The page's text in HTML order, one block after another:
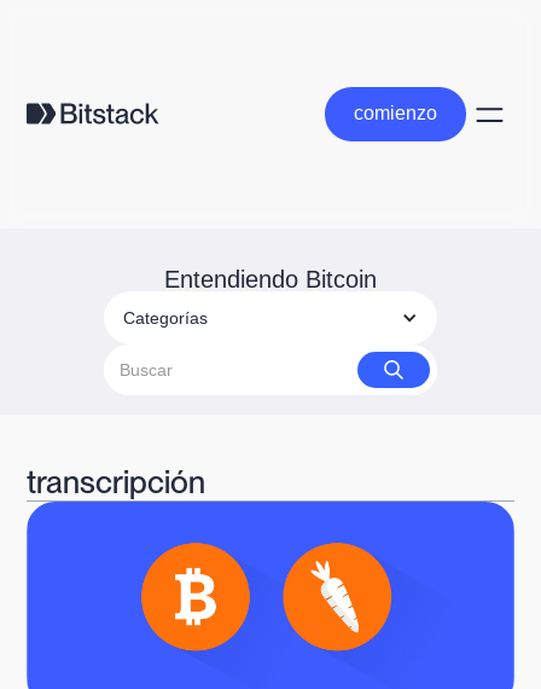
comienzo
comienzo
Entendiendo Bitcoin
Categorías
transcripción